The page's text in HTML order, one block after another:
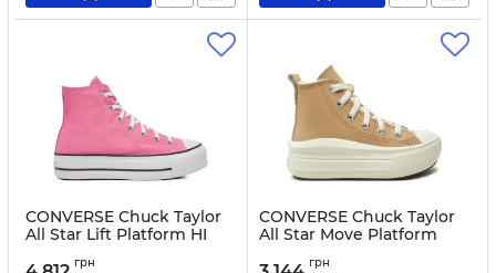
CONVERSE Chuck Taylor
All Star Lift Platform HI
грн
CONVERSE Chuck Taylor
All Star Move Platform
грн